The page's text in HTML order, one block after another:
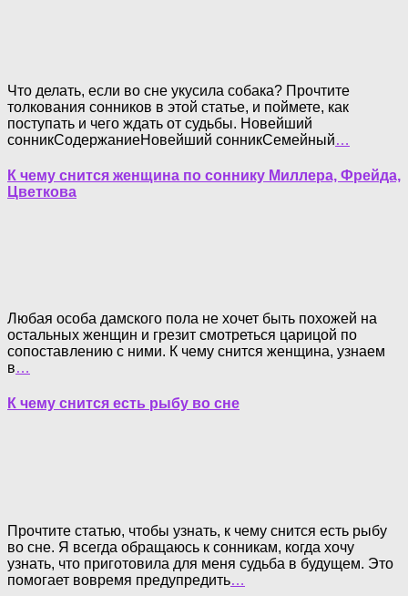
Что делать, если во сне укусила собака? Прочтите
толкования сонников в этой статье, и поймете, как
поступать и чего ждать от судьбы. Новейший
сонникСодержаниеНовейший сонникСемейный…
К чему снится женщина по соннику Миллера, Фрейда,
Цветкова
Любая особа дамского пола не хочет быть похожей на
остальных женщин и грезит смотреться царицой по
сопоставлению с ними. К чему снится женщина, узнаем
в…
К чему снится есть рыбу во сне
Прочтите статью, чтобы узнать, к чему снится есть рыбу
во сне. Я всегда обращаюсь к сонникам, когда хочу
узнать, что приготовила для меня судьба в будущем. Это
помогает вовремя предупредить…